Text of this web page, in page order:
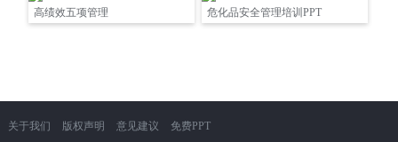
高绩效五项管理 危化品安全管理培训PPT
关于我们
版权声明
意见建议
免费PPT